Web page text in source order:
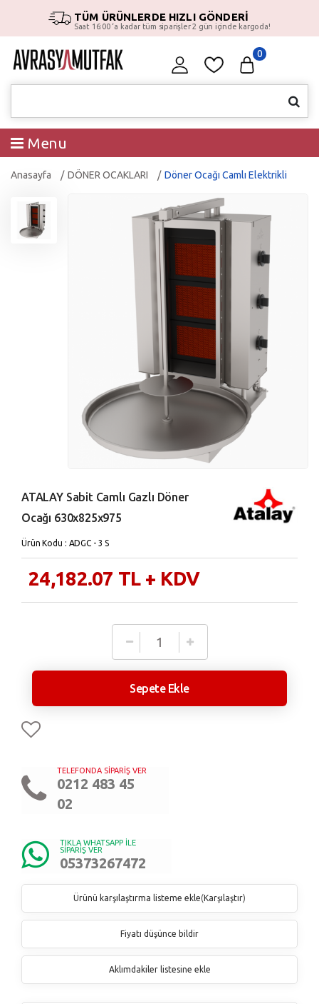
TÜM ÜRÜNLERDE HIZLI GÖNDERİ
Saat 16:00 ‘a kadar tüm siparişler 2 gün içinde kargoda!
0
Menu
Anasayfa DÖNER OCAKLARI Döner Ocağı Camlı Elektrikli
ATALAY Sabit Camlı Gazlı Döner
Ocağı 630x825x975
Ürün Kodu : ADGC - 3 S
24,182.07 TL + KDV
TELEFONDA SİPARİŞ VER
0212 483 45
02
TIKLA WHATSAPP İLE
SİPARİŞ VER
05373267472
Sepete Ekle
Ürünü karşılaştırma listeme ekle( Karşılaştır)
Fiyatı düşünce bildir
Aklımdakiler listesine ekle